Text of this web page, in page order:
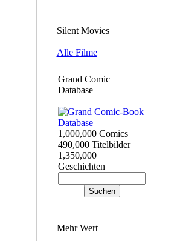
Silent Movies
Alle Filme
Grand Comic
Database
1,000,000 Comics
490,000 Titelbilder
1,350,000
Geschichten
Mehr Wert